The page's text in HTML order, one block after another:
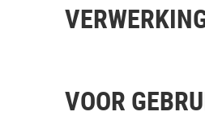
VOOR